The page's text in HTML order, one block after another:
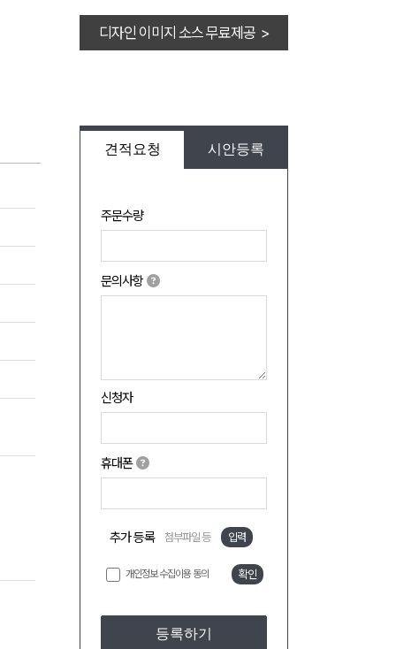
디자인 이미지 소스 무료제공 >
견적요청 시안등록
주문수량
문의사항
신청자
휴대폰
추가 등록 첨부파일 등 입력
개인정보 수집이용 동의 확인
등록하기